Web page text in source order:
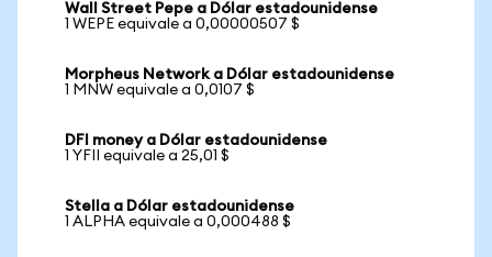
Wall Street Pepe a Dólar estadounidense
1 WEPE equivale a 0,00000507 $
Morpheus Network a Dólar estadounidense
1 MNW equivale a 0,0107 $
DFI money a Dólar estadounidense
1 YFII equivale a 25,01 $
Stella a Dólar estadounidense
1 ALPHA equivale a 0,000488 $